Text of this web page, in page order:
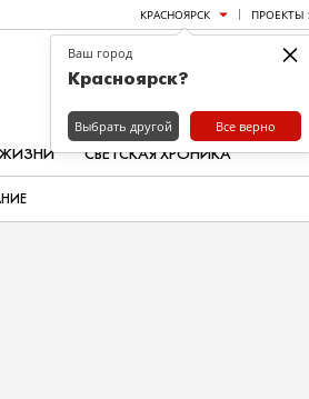
КРАСНОЯРСК ПРОЕКТЫ
СВЕТСКАЯ ХРОНИКА
×
Ваш город
Красноярск?
Выбрать другой Все верно